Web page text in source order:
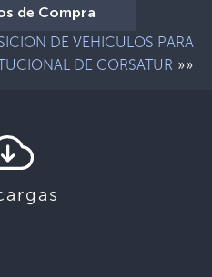
de Compra
DE VEHICULOS PARA
DE CORSATUR »»